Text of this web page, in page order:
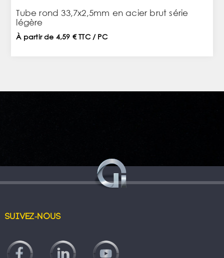
Tube rond 33,7x2,5mm en acier brut série
légère
À partir de 4,59 € TTC / PC
Suivez-nous